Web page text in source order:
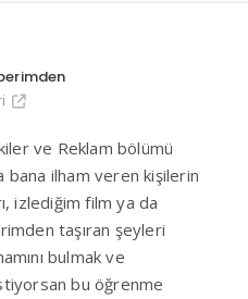
ve Reklam bölümü
ilham veren kişilerin
izlediğim film ya da
taşıran şeyleri
bulmak ve
bu öğrenme